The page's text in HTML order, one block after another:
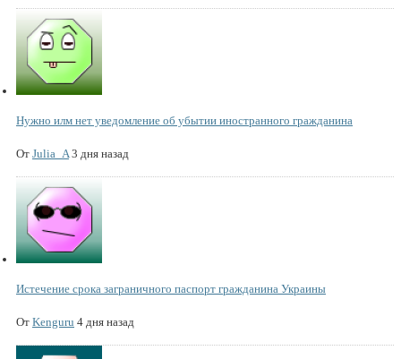
Нужно илм нет уведомление об убытии иностранного гражданина
От Julia_A 3 дня назад
Истечение срока заграничного паспорт гражданина Украины
От Kenguru 4 дня назад